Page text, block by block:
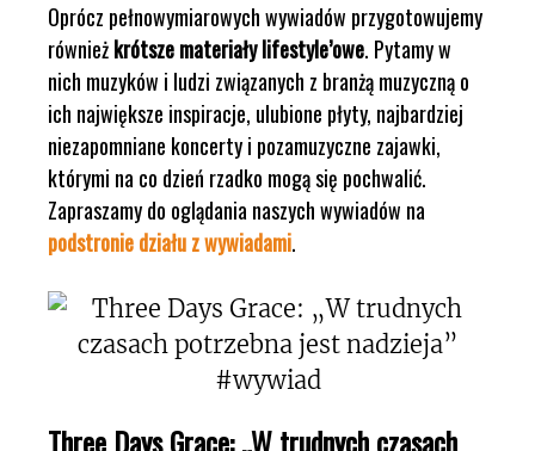
Oprócz pełnowymiarowych wywiadów przygotowujemy
równieżkrótsze materiały lifestyle’owe. Pytamy w
nich muzyków i ludzi związanych z branżą muzyczną o
ich największe inspiracje, ulubione płyty, najbardziej
niezapomniane koncerty i pozamuzyczne zajawki,
którymi na co dzień rzadko mogą się pochwalić.
Zapraszamy do oglądania naszych wywiadów na
podstronie działu z wywiadami.
Three Days Grace: „W trudnych czasach